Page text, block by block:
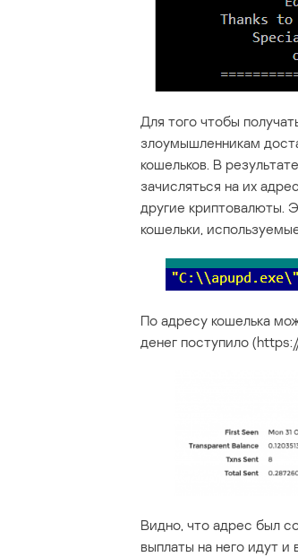
Для того чтобы
злоумышленникам
кошельков. В
зачисляться на их
другие криптовалюты.
кошельки,
По адресу кошелька
денег поступило
Видно, что адрес был
выплаты на него идут